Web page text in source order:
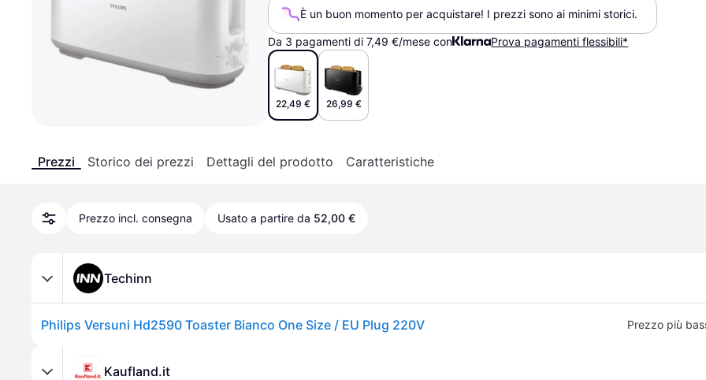
Elenco negozi
Fai da te
È un buon momento per acquistare! I prezzi sono ai minimi storici.
Da 3 pagamenti di 7,49 €/mese con Prova pagamenti flessibili*
22,49 € 26,99 €
Prezzi Storico dei prezzi Dettagli del prodotto Caratteristiche
Prezzo incl. consegna Usato a partire da 52,00 €
Techinn
Philips Versuni Hd2590 Toaster Bianco One Size / EU Plug 220V Prezzo più
Kaufland.it